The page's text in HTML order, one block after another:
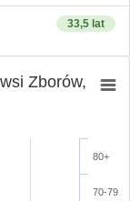
33,5 lat
Zborów,
70-79
80+